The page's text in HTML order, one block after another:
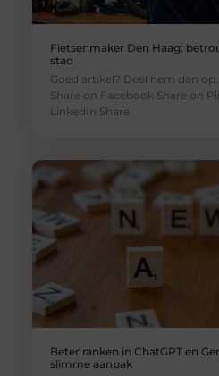
Fietsenmaker Den Haag:
stad
Goed artikel? Deel hem dan
Share on Facebook Share on
LinkedIn Share
Beter ranken in ChatGPT en
slimme aanpak